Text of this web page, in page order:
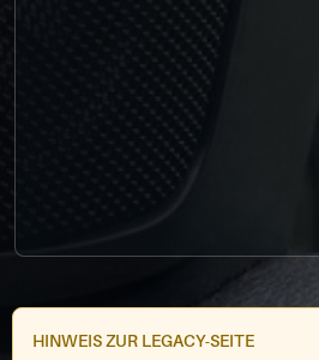
HINWEIS ZUR LEGACY-SEITE